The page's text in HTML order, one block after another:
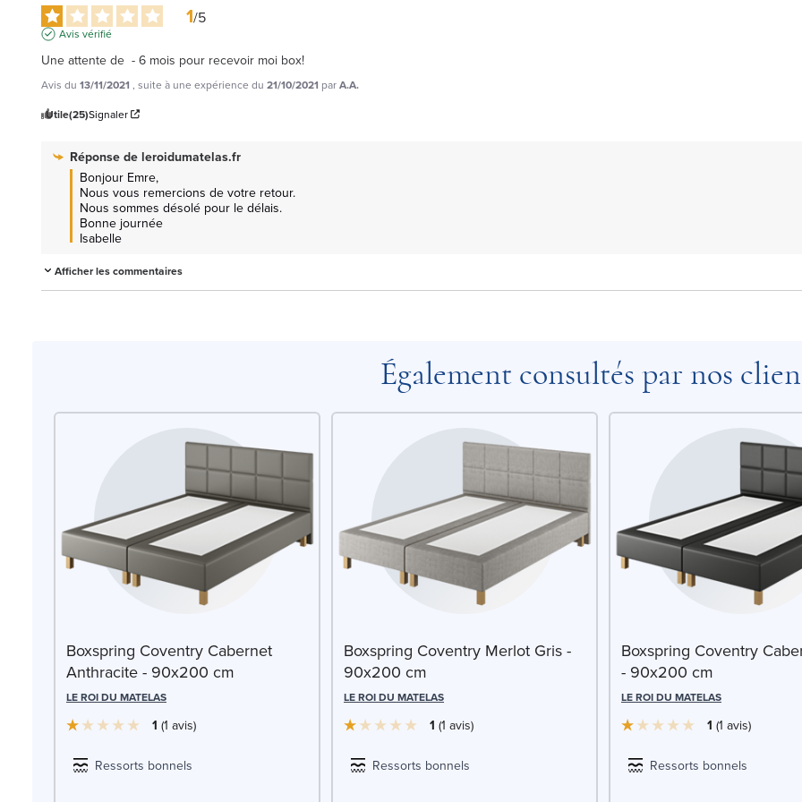
1/5
Avis vérifié
Une attente de  - 6 mois pour recevoir moi box!
Avis du 13/11/2021 , suite à une expérience du 21/10/2021 parA.A.
Utile(25)Signaler
Réponse de leroidumatelas.fr
Bonjour Emre,
Nous vous remercions de votre retour.
Nous sommes désolé pour le délais.
Bonne journée
Isabelle
Afficher les commentaires
Également consultés par nos
Boxspring Coventry Cabernet
Anthracite - 90x200 cm
LE ROI DU MATELAS
1 1 avis
Ressorts bonnels
Boxspring Coventry Merlot Gris -
90x200 cm
LE ROI DU MATELAS
1 1 avis
Ressorts bonnels
Boxspring Coventry
- 90x200 cm
LE ROI DU MATELAS
1 1 avis
Ressorts bonnels